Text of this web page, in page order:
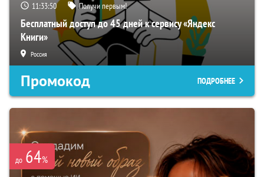
11:33:49 Получи первым!
Бесплатный доступ до 45 дней к сервису «Яндекс
Книги»
Россия
Промокод ПОДРОБНЕЕ
до 64%